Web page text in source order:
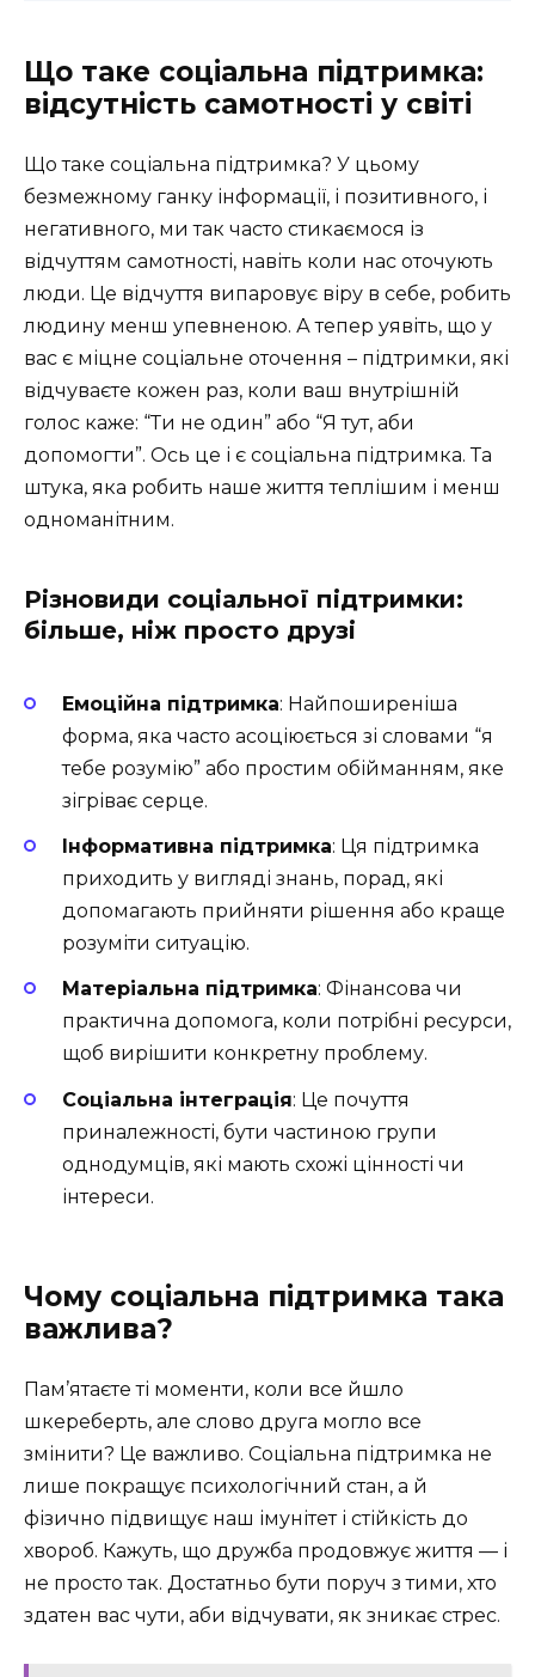
Що таке соціальна підтримка:
відсутність самотності у світі
Що таке соціальна підтримка? У цьому
безмежному ганку інформації, і позитивного, і
негативного, ми так часто стикаємося із
відчуттям самотності, навіть коли нас оточують
люди. Це відчуття випаровує віру в себе, робить
людину менш упевненою. А тепер уявіть, що у
вас є міцне соціальне оточення – підтримки, які
відчуваєте кожен раз, коли ваш внутрішній
голос каже: “Ти не один” або “Я тут, аби
допомогти”. Ось це і є соціальна підтримка. Та
штука, яка робить наше життя теплішим і менш
одноманітним.
Різновиди соціальної підтримки:
більше, ніж просто друзі
Емоційна підтримка: Найпоширеніша
форма, яка часто асоціюється зі словами “я
тебе розумію” або простим обійманням, яке
зігріває серце.
Інформативна підтримка: Ця підтримка
приходить у вигляді знань, порад, які
допомагають прийняти рішення або краще
розуміти ситуацію.
Матеріальна підтримка: Фінансова чи
практична допомога, коли потрібні ресурси,
щоб вирішити конкретну проблему.
Соціальна інтеграція: Це почуття
приналежності, бути частиною групи
однодумців, які мають схожі цінності чи
інтереси.
Чому соціальна підтримка така
важлива?
Пам’ятаєте ті моменти, коли все йшло
шкереберть, але слово друга могло все
змінити? Це важливо. Соціальна підтримка не
лише покращує психологічний стан, а й
фізично підвищує наш імунітет і стійкість до
хвороб. Кажуть, що дружба продовжує життя — і
не просто так. Достатньо бути поруч з тими, хто
здатен вас чути, аби відчувати, як зникає стрес.